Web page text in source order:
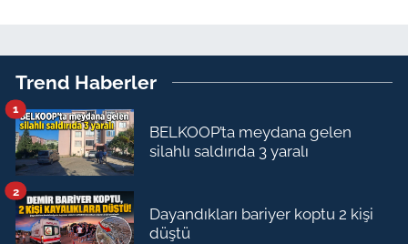
Trend Haberler
BELKOOP’ta meydana gelen
silahlı saldırıda 3 yaralı
1
Dayandıkları bariyer koptu 2 kişi
düştü
2